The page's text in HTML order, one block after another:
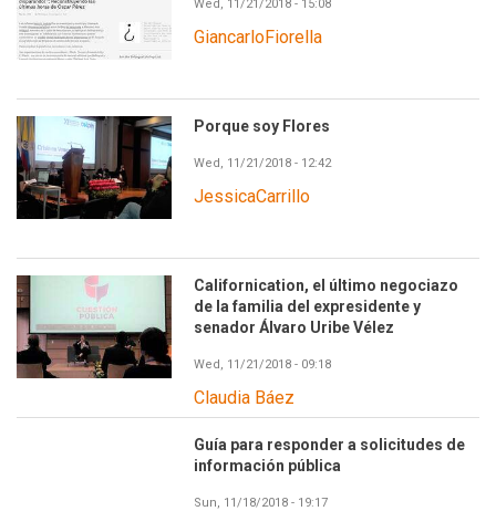
Wed, 11/21/2018 - 15:08
GiancarloFiorella
Porque soy Flores
Wed, 11/21/2018 - 12:42
JessicaCarrillo
Californication, el último negociazo
de la familia del expresidente y
senador Álvaro Uribe Vélez
Wed, 11/21/2018 - 09:18
Claudia Báez
Guía para responder a solicitudes de
información pública
Sun, 11/18/2018 - 19:17